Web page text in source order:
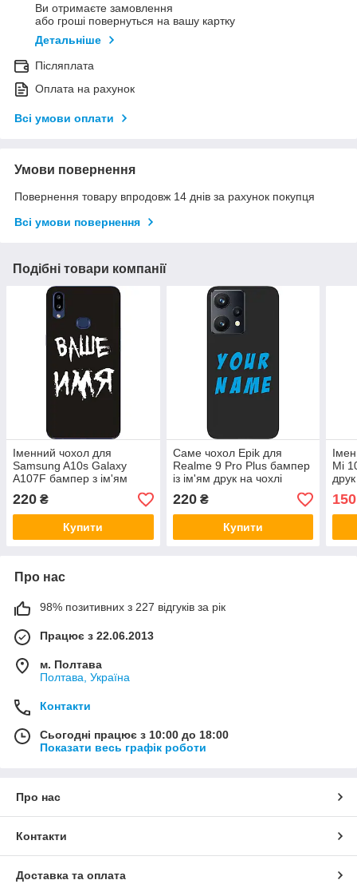
Ви отримаєте замовлення
або гроші повернуться на вашу картку
Детальніше
Післяплата
Оплата на рахунок
Всі умови оплати
Умови повернення
Повернення товару впродовж 14 днів за рахунок покупця
Всі умови повернення
Подібні товари компанії
Іменний чохол для
Samsung A10s Galaxy
A107F бампер з ім'ям
друк на чохлі
220 ₴
Купити
Саме чохол Epik для
Realme 9 Pro Plus бампер
із ім'ям друк на чохлі
220₴
Купити
Mi
150
Про нас
98% позитивних з 227 відгуків за рік
Працює з 22.06.2013
м. Полтава
Полтава, Україна
Контакти
Сьогодні працює з 10:00 до 18:00
Показати весь графік роботи
Про нас
Контакти
Доставка та оплата